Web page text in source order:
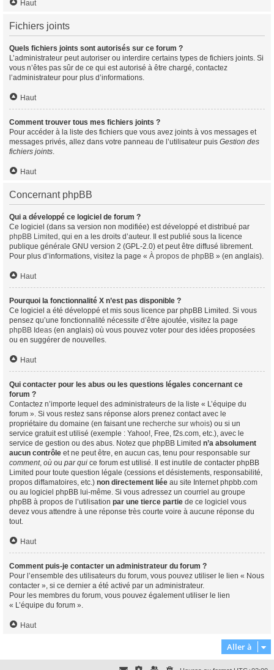
Haut
Fichiers joints
Quels fichiers joints sont autorisés sur ce forum ?
L’administrateur peut autoriser ou interdire certains types de fichiers joints. Si
vous n’êtes pas sûr de ce qui est autorisé à être chargé, contactez
l’administrateur pour plus d’informations.
Haut
Comment trouver tous mes fichiers joints ?
Pour accéder à la liste des fichiers que vous avez joints à vos messages et
messages privés, allez dans votre panneau de l’utilisateur puis Gestion des
fichiers joints.
Haut
Concernant phpBB
Qui a développé ce logiciel de forum ?
Ce logiciel (dans sa version non modifiée) est développé et distribué par
phpBB Limited , qui en a les droits d’auteur. Il est publié sous la licence
publique générale GNU version 2 (GPL-2.0) et peut être diffusé librement.
Pour plus d’informations, visitez la page « À propos de phpBB » (en anglais).
Haut
Pourquoi la fonctionnalité X n’est pas disponible ?
Ce logiciel a été développé et mis sous licence par phpBB Limited. Si vous
pensez qu’une fonctionnalité nécessite d’être ajoutée, visitez la page
phpBB Ideas (en anglais) où vous pouvez voter pour des idées proposées
ou en suggérer de nouvelles.
Haut
Qui contacter pour les abus ou les questions légales concernant ce
forum ?
Contactez n’importe lequel des administrateurs de la liste « L’équipe du
forum ». Si vous restez sans réponse alors prenez contact avec le
propriétaire du domaine (en faisant une recherche sur whois) ou si un
service gratuit est utilisé (exemple : Yahoo!, Free, f2s.com, etc.), avec le
service de gestion ou des abus. Notez que phpBB Limited n’a absolument
aucun contrôle et ne peut être, en aucun cas, tenu pour responsable sur
comment, où ou par qui ce forum est utilisé. Il est inutile de contacter phpBB
Limited pour toute question légale (cessions et désistements, responsabilité,
propos diffamatoires, etc.) non directement liée au site Internet phpbb.com
ou au logiciel phpBB lui-même. Si vous adressez un courriel au groupe
phpBB à propos de l’utilisation par une tierce partie de ce logiciel vous
devez vous attendre à une réponse très courte voire à aucune réponse du
tout.
Haut
Comment puis-je contacter un administrateur du forum ?
Pour l’ensemble des utilisateurs du forum, vous pouvez utiliser le lien « Nous
contacter », si ce dernier a été activé par un administrateur.
Pour les membres du forum, vous pouvez également utiliser le lien
« L’équipe du forum ».
Haut
Aller à